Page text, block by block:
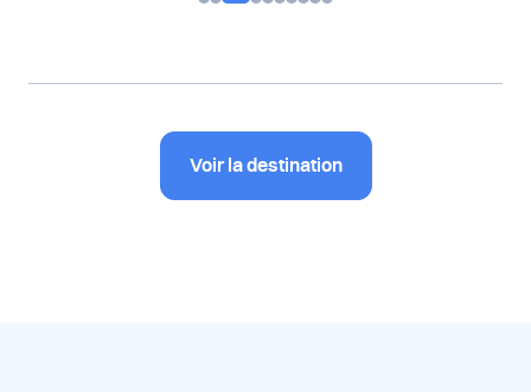
Voir la destination